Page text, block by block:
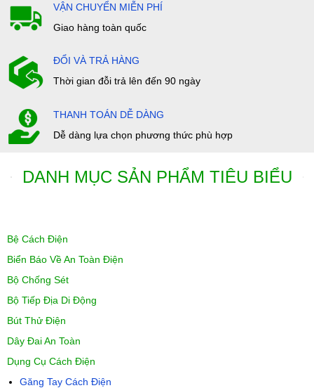
VẬN CHUYỂN MIỄN PHÍ
Giao hàng toàn quốc
ĐỔI VÀ TRẢ HÀNG
Thời gian đỗi trả lên đến 90 ngày
THANH TOÁN DỄ DÀNG
Dễ dàng lựa chọn phương thức phù hợp
DANH MỤC SẢN PHẨM TIÊU BIỂU
Bệ Cách Điện
Biển Báo Về An Toàn Điện
Bộ Chống Sét
Bộ Tiếp Địa Di Động
Bút Thử Điện
Dây Đai An Toàn
Dụng Cụ Cách Điện
Găng Tay Cách Điện